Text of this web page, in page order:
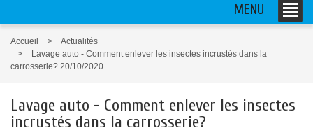
MENU
Accueil
Actualités
Lavage auto - Comment enlever les insectes incrustés dans la
carrosserie? 20/10/2020
Lavage auto - Comment enlever les insectes
incrustés dans la carrosserie?